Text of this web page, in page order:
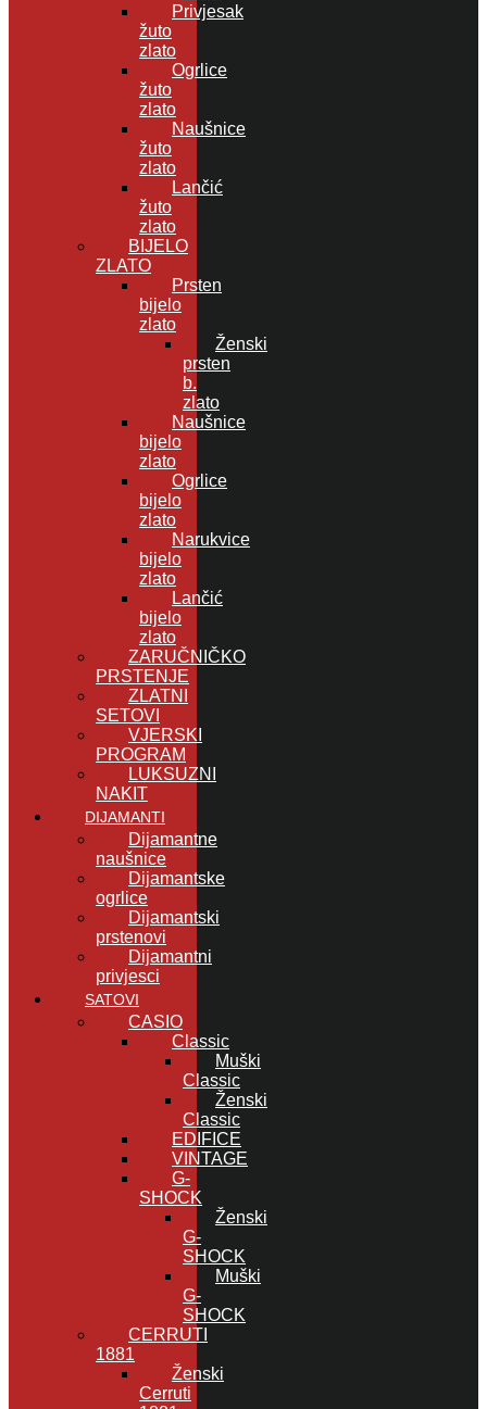
Privjesak
žuto
zlato
Ogrlice
žuto
zlato
Naušnice
žuto
zlato
Lančić
žuto
zlato
BIJELO
ZLATO
Prsten
bijelo
zlato
Ženski
prsten
b.
zlato
Naušnice
bijelo
zlato
Ogrlice
bijelo
zlato
Narukvice
bijelo
zlato
Lančić
bijelo
zlato
ZARUČNIČKO
PRSTENJE
ZLATNI
SETOVI
VJERSKI
PROGRAM
LUKSUZNI
NAKIT
DIJAMANTI
Dijamantne
naušnice
Dijamantske
ogrlice
Dijamantski
prstenovi
Dijamantni
privjesci
SATOVI
CASIO
Classic
Muški
Classic
Ženski
Classic
EDIFICE
VINTAGE
G-
SHOCK
Ženski
G-
SHOCK
Muški
G-
SHOCK
CERRUTI
1881
Ženski
Cerruti